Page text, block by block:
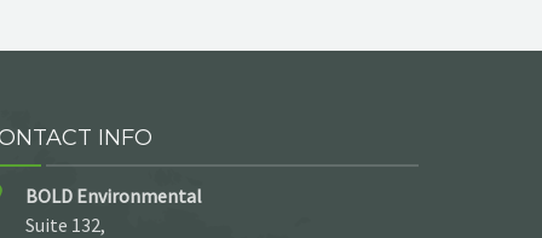
INFO
BOLD Environmental
Suite 132,